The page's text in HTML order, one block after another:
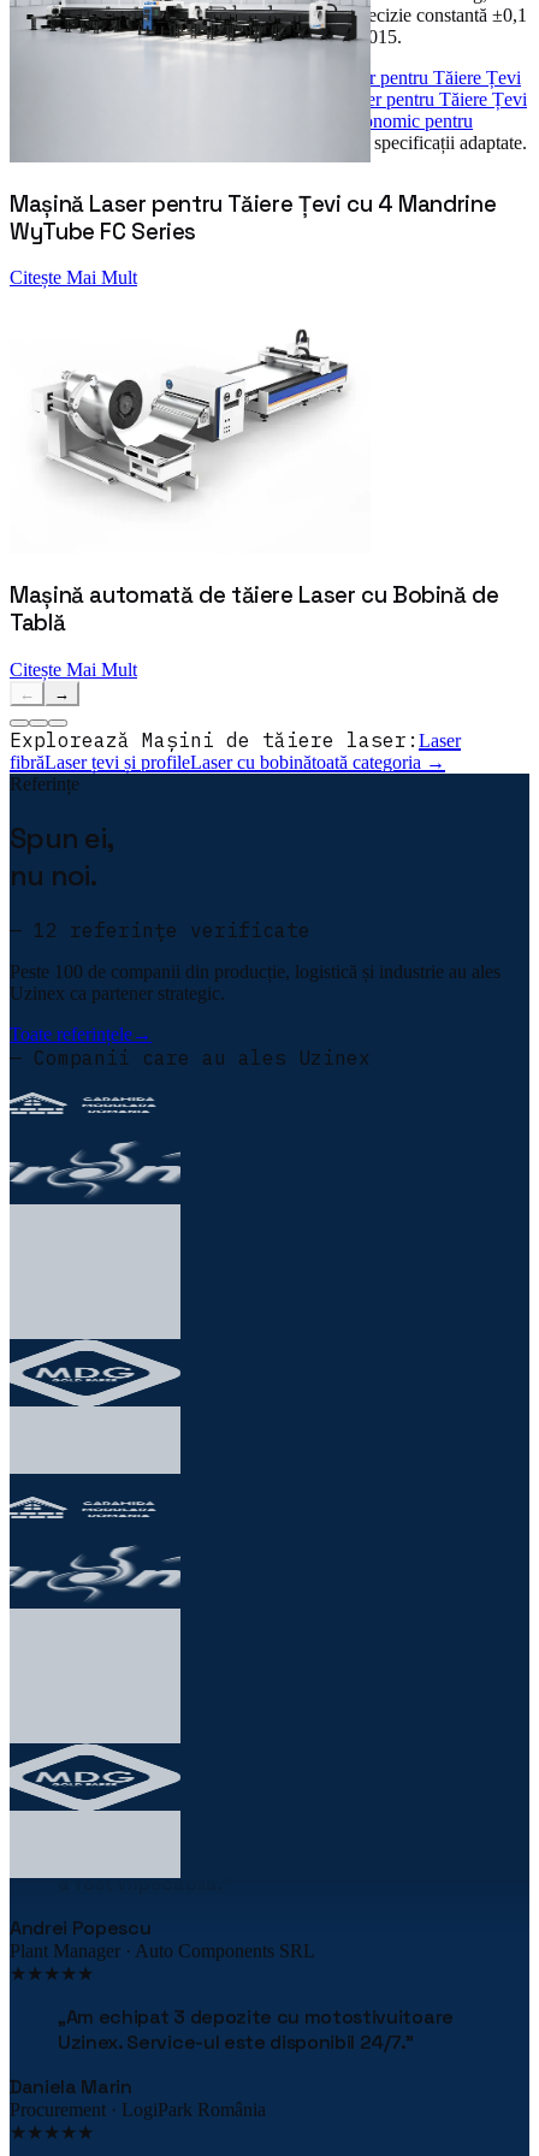
viteză 5–120 m/min și servo Yaskawa pentru precizie constantă ±0,1
mm, în 5 configurații de la TC 3012 la TC 11 4015.
Mașină Laser pentru Tăiere Țevi
Mașină Laser pentru Tăiere Țevi
Laser Fibră Economic pentru
acoperă scenarii de utilizare înrudite cu specificații adaptate.
Mașină Laser pentru Tăiere Țevi cu 4 Mandrine
WyTube FC Series
Citește Mai Mult
Mașină automată de tăiere Laser cu Bobină de
Tablă
Citește Mai Mult
← →
Explorează Mașini de tăiere laser : Laser
fibrăLaser țevi și profileLaser cu bobinătoată categoria →
Referințe
Spun ei,
nu noi.
— 12 referințe verificate
Peste 100 de companii din producție, logistică și industrie au ales
Uzinex ca partener strategic.
Toate referințele→
— Companii care au ales Uzinex
★★★★★
„Linia robotizată de paletizare ne-a redus
Plant Manager · Auto Components SRL
★★★★★
Uzinex. Service-ul este disponibil 24/7."
Procurement · LogiPark România
★★★★★